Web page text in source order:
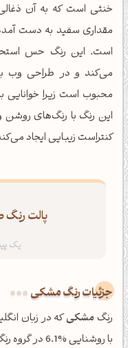
خنثی است که به آن
مقداری سفید به دست
است. این رنگ حس
می‌کند و در طراحی وب
محبوب است زیرا خوانایی
این رنگ با رنگ‌های روشن و
کنتراست زیبایی ایجاد
پالت
جزئیات رنگ مشکی
رنگ مشکیکه در زبان
با روشنایی